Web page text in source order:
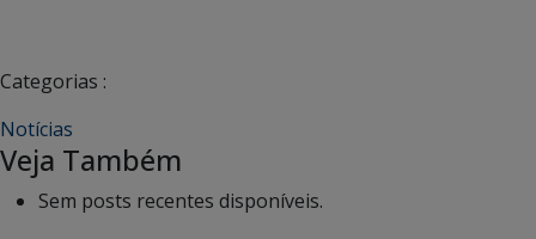
Categorias :
Notícias
Veja Também
Sem posts recentes disponíveis.